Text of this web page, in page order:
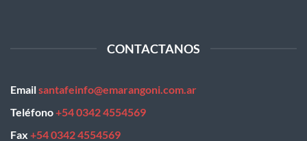
CONTACTANOS
Emailsantafeinfo@emarangoni.com.ar
Teléfono+54 0342 4554569
Fax +54 0342 4554569